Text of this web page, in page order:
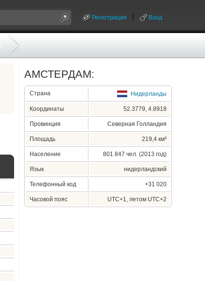
Регистрация Вход
АМСТЕРДАМ:
Страна Нидерланды
Координаты 52.3779, 4.8918
Провинция Северная Голландия
Площадь 219,4 км²
Население 801 847 чел. (2013 год)
Язык нидерландский
Телефонный код +31 020
Часовой пояс UTC+1, летом UTC+2